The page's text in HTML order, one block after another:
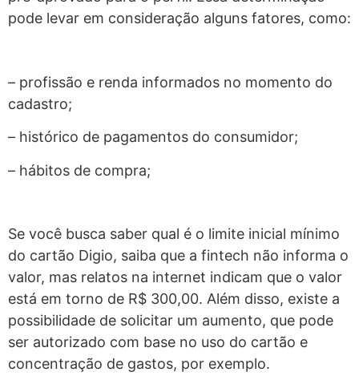
pode levar em consideração alguns fatores, como:
– profissão e renda informados no momento do
cadastro;
– histórico de pagamentos do consumidor;
– hábitos de compra;
Se você busca saber qual é o limite inicial mínimo
do cartão Digio, saiba que a fintech não informa o
valor, mas relatos na internet indicam que o valor
está em torno de R$ 300,00. Além disso, existe a
possibilidade de solicitar um aumento, que pode
ser autorizado com base no uso do cartão e
concentração de gastos, por exemplo.